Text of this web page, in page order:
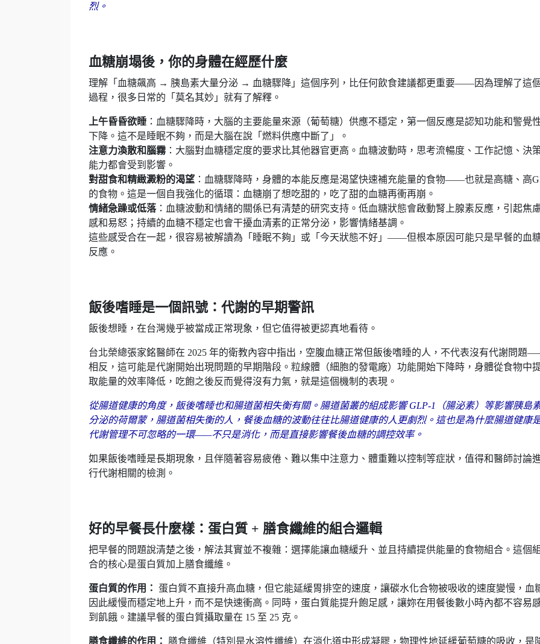
烈。
血糖崩塌後，你的身體在經歷什麼
理解「血糖飆高 → 胰島素大量分泌 → 血糖驟降」這個序列，比任何飲食建議都更重要——因為理解了這個
過程，很多日常的「莫名其妙」就有了解釋。
上午昏昏欲睡 ：血糖驟降時，大腦的主要能量來源（葡萄糖）供應不穩定，第一個反應是認知功能和警覺
下降。這不是睡眠不夠，而是大腦在說「燃料供應中斷了」。
注意力渙散和腦霧：大腦對血糖穩定度的要求比其他器官更高。血糖波動時，思考流暢度、工作記憶、決
能力都會受到影響。
對甜食和精緻澱粉的渴望 ：血糖驟降時，身體的本能反應是渴望快速補充能量的食物——也就是高糖、高
的食物。這是一個自我強化的循環：血糖崩了想吃甜的，吃了甜的血糖再衝再崩。
情緒急躁或低落：血糖波動和情緒的關係已有清楚的研究支持。低血糖狀態會啟動腎上腺素反應，引起焦
感和易怒；持續的血糖不穩定也會干擾血清素的正常分泌，影響情緒基調。
這些感受合在一起，很容易被解讀為「睡眠不夠」或「今天狀態不好」——但根本原因可能只是早餐的血
反應。
飯後嗜睡是一個訊號：代謝的早期警訊
飯後想睡，在台灣幾乎被當成正常現象，但它值得被更認真地看待。
台北榮總張家銘醫師在 2025 年的衛教內容中指出，空腹血糖正常但飯後嗜睡的人，不代表沒有代謝問題
相反，這可能是代謝開始出現問題的早期階段。粒線體（細胞的發電廠）功能開始下降時，身體從食物中
取能量的效率降低，吃飽之後反而覺得沒有力氣，就是這個機制的表現。
從腸道健康的角度，飯後嗜睡也和腸道菌相失衡有關。腸道菌叢的組成影響 GLP-1（腸泌素）等影響胰島
分泌的荷爾蒙，腸道菌相失衡的人，餐後血糖的波動往往比腸道健康的人更劇烈。這也是為什麼腸道健康
代謝管理不可忽略的一環——不只是消化，而是直接影響餐後血糖的調控效率。
如果飯後嗜睡是長期現象，且伴隨著容易疲倦、難以集中注意力、體重難以控制等症狀，值得和醫師討論
行代謝相關的檢測。
好的早餐長什麼樣：蛋白質 + 膳食纖維的組合邏輯
把早餐的問題說清楚之後，解法其實並不複雜：選擇能讓血糖緩升、並且持續提供能量的食物組合。這個組
合的核心是蛋白質加上膳食纖維。
蛋白質的作用： 蛋白質不直接升高血糖，但它能延緩胃排空的速度，讓碳水化合物被吸收的速度變慢，血
因此緩慢而穩定地上升，而不是快速衝高。同時，蛋白質能提升飽足感，讓妳在用餐後數小時內都不容易
到飢餓。建議早餐的蛋白質攝取量在 15 至 25 克。
膳食纖維的作用：
膳食纖維（特別是水溶性纖維）在消化道中形成凝膠，物理性地延緩葡萄糖的吸收，是